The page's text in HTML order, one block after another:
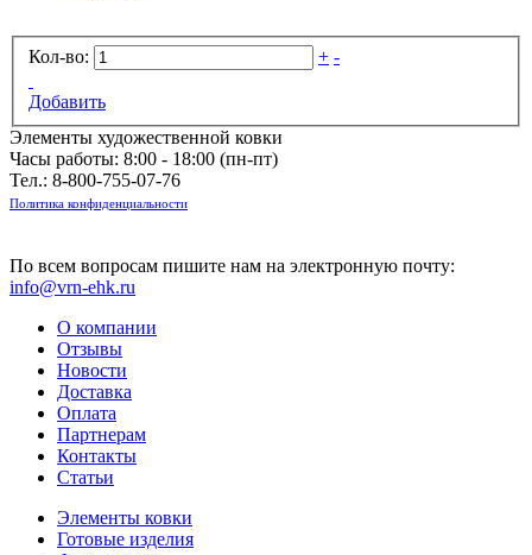
Кол-во: + -
Добавить
Элементы художественной ковки
Часы работы: 8:00 - 18:00 (пн-пт)
Тел.: 8-800-755-07-76
Политика конфиденциальности
По всем вопросам пишите нам на электронную почту:
info@vrn-ehk.ru
О компании
Отзывы
Новости
Доставка
Оплата
Партнерам
Контакты
Статьи
Элементы ковки
Готовые изделия